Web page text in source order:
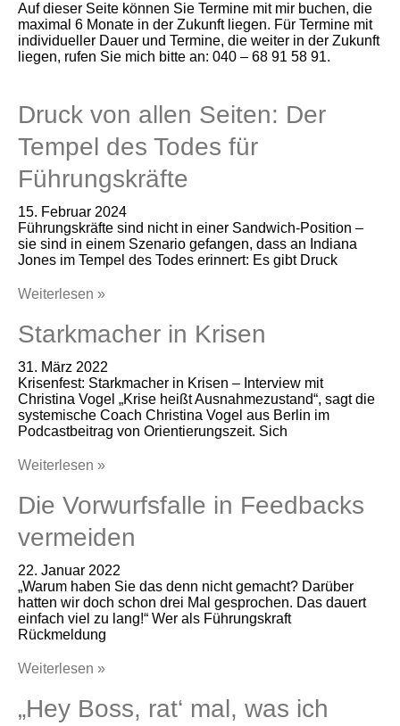
Auf dieser Seite können Sie Termine mit mir buchen, die
maximal 6 Monate in der Zukunft liegen. Für Termine mit
individueller Dauer und Termine, die weiter in der Zukunft
liegen, rufen Sie mich bitte an: 040 – 68 91 58 91.
Druck von allen Seiten: Der
Tempel des Todes für
Führungskräfte
15. Februar 2024
Führungskräfte sind nicht in einer Sandwich-Position –
sie sind in einem Szenario gefangen, dass an Indiana
Jones im Tempel des Todes erinnert: Es gibt Druck
Weiterlesen »
Starkmacher in Krisen
31. März 2022
Krisenfest: Starkmacher in Krisen – Interview mit
Christina Vogel „Krise heißt Ausnahmezustand“, sagt die
systemische Coach Christina Vogel aus Berlin im
Podcastbeitrag von Orientierungszeit. Sich
Weiterlesen »
Die Vorwurfsfalle in Feedbacks
vermeiden
22. Januar 2022
„Warum haben Sie das denn nicht gemacht? Darüber
hatten wir doch schon drei Mal gesprochen. Das dauert
einfach viel zu lang!“ Wer als Führungskraft
Rückmeldung
Weiterlesen »
„Hey Boss, rat‘ mal, was ich